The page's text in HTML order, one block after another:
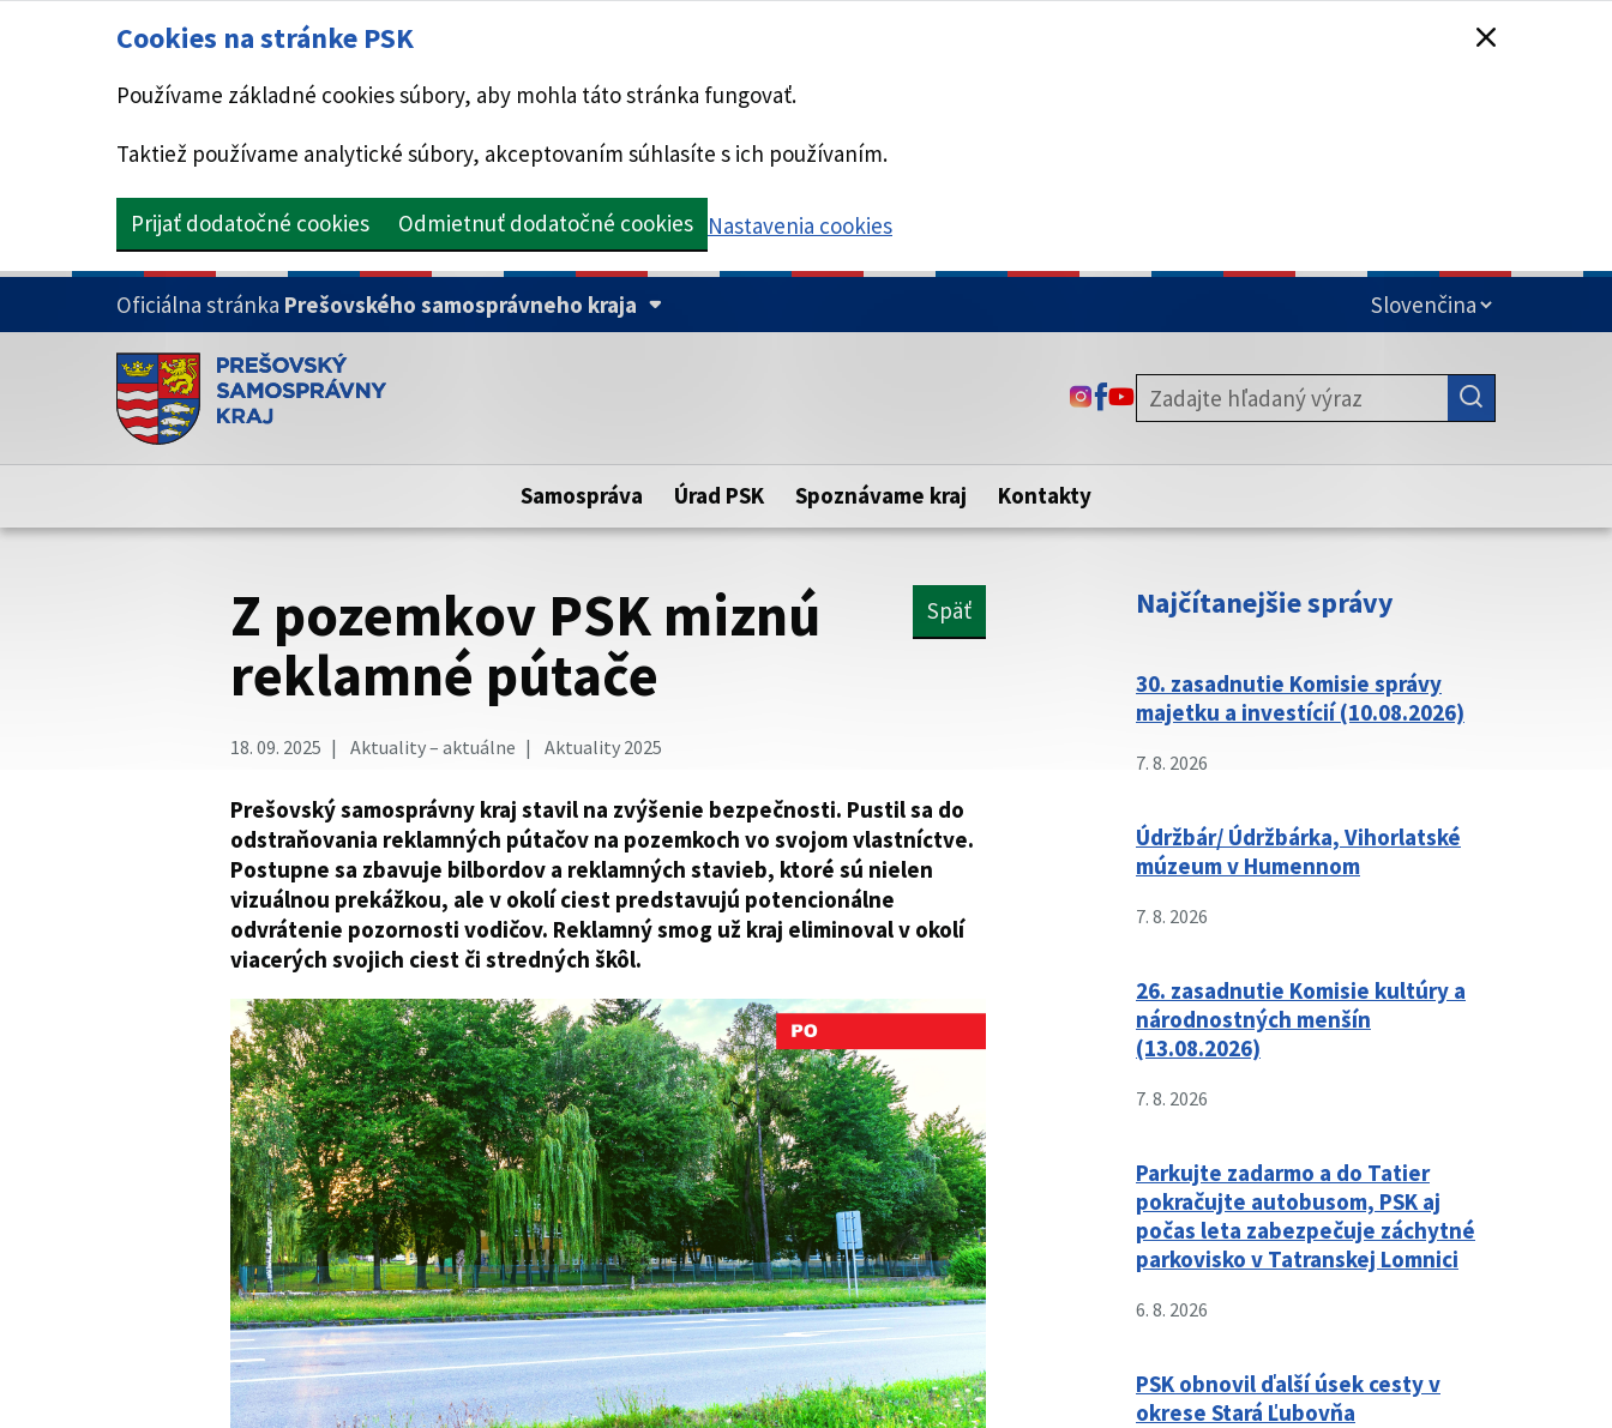
Cookies na stránke PSK
Používame základné cookies súbory, aby mohla táto stránka fungovať.
Taktiež používame analytické súbory, akceptovaním súhlasíte s ich používaním.
Prijať dodatočné cookies Odmietnuť dodatočné cookies Nastavenia cookies
PRESKOČIŤ NA HLAVNÝ OBSAH
Oficiálna stránka Prešovského samosprávneho kraja
Doména psk.sk je oficiálna
Toto je oficiálna webová stránka Prešovského samosprávneho kraja.
Táto stránka je zabezpečená
zabezpečenú webovú stránku. Zabezpečená stránka vždy začína
https:// pred názvom domény webového sídla.
ODKAZ SA OTVORÍ NA NOVEJ KARTE
ODKAZ SA OTVORÍ NA NOVEJ KARTE
ODKAZ SA OTVORÍ NA NOVEJ KARTE
Samospráva Úrad PSK Spoznávame kraj Kontakty
Z pozemkov PSK miznú
reklamné pútače
Späť
18. 09. 2025 Aktuality – aktuálne Aktuality 2025
Prešovský samosprávny kraj stavil na zvýšenie bezpečnosti. Pustil sa do
odstraňovania reklamných pútačov na pozemkoch vo svojom vlastníctve.
Postupne sa zbavuje bilbordov a reklamných stavieb, ktoré sú nielen
vizuálnou prekážkou, ale v okolí ciest predstavujú potencionálne
odvrátenie pozornosti vodičov. Reklamný smog už kraj eliminoval v okolí
viacerých svojich ciest či stredných škôl.
Najčítanejšie správy
30. zasadnutie Komisie správy
majetku a investícií (10.08.2026)
7. 8. 2026
Údržbár/ Údržbárka, Vihorlatské
múzeum v Humennom
7. 8. 2026
26. zasadnutie Komisie kultúry a
národnostných menšín
(13.08.2026)
7. 8. 2026
Parkujte zadarmo a do Tatier
pokračujte autobusom, PSK aj
počas leta zabezpečuje záchytné
parkovisko v Tatranskej Lomnici
6. 8. 2026
PSK obnovil ďalší úsek cesty v
okrese Stará Ľubovňa